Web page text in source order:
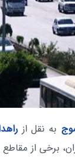
به نقل از
برخی از